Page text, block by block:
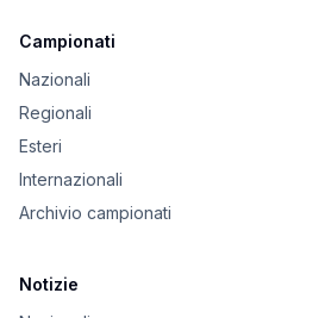
Campionati
Nazionali
Regionali
Esteri
Internazionali
Archivio campionati
Notizie